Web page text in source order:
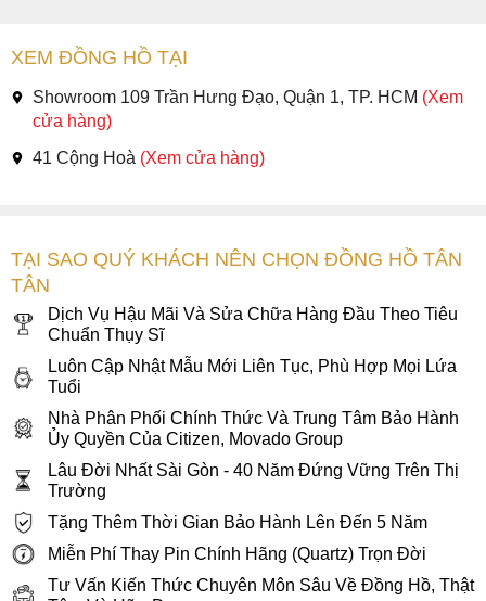
XEM ĐỒNG HỒ TẠI
Showroom 109 Trần Hưng Đạo, Quận 1, TP. HCM (Xem
cửa hàng)
41 Cộng Hoà (Xem cửa hàng)
TẠI SAO QUÝ KHÁCH NÊN CHỌN ĐỒNG HỒ TÂN
TÂN
Dịch Vụ Hậu Mãi Và Sửa Chữa Hàng Đầu Theo Tiêu
Chuẩn Thụy Sĩ
Luôn Cập Nhật Mẫu Mới Liên Tục, Phù Hợp Mọi Lứa
Tuổi
Nhà Phân Phối Chính Thức Và Trung Tâm Bảo Hành
Ủy Quyền Của Citizen, Movado Group
Lâu Đời Nhất Sài Gòn - 40 Năm Đứng Vững Trên Thị
Trường
Tặng Thêm Thời Gian Bảo Hành Lên Đến 5 Năm
Miễn Phí Thay Pin Chính Hãng (Quartz) Trọn Đời
Tư Vấn Kiến Thức Chuyên Môn Sâu Về Đồng Hồ, Thật